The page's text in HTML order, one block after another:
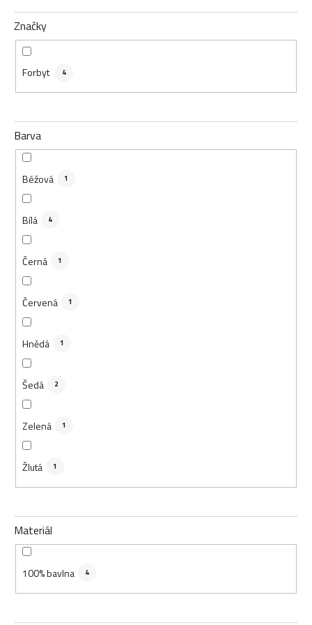
Značky
Forbyt 4
Barva
Béžová 1
Bílá 4
Černá 1
Červená 1
Hnědá 1
Šedá 2
Zelená 1
Žlutá 1
Materiál
100% bavlna 4